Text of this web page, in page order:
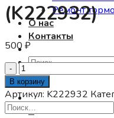
Ремонт
О нас
Контакты
Искать:
0
(K222932)
500 ₽
Количество
товара
ПОДШИПНИК
ИГОЛЬЧАТЫЙ
В корзину
Артикул: K222932